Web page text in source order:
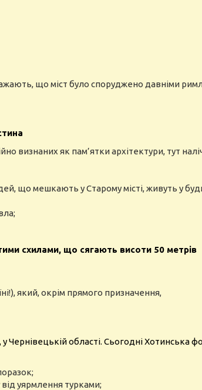
що міст було споруджено давніми
визнаних як пам’ятки архітектури, тут
що мешкають у Старому місті, живуть у
схилами, що сягають висоти 50 метрів
який, окрім прямого призначення,
у Чернівецькій області. Сьогодні Хотинська
уярмлення турками;